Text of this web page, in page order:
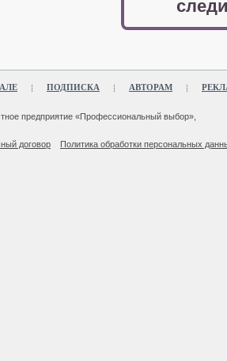
ПОДПИСКА АВТОРАМ
предприятие «Профессиональный выбор»,
договор Политика обработки персональных